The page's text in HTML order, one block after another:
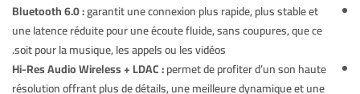
Bluetooth 6.0:garantit une connexion plus rapide, plus stable et
une latence réduite pour une écoute fluide, sans coupures, que ce
soit pour la musique, les appels ou les vidéos.
Hi-Res Audio Wireless + LDAC:permet de profiter d’un son haute
résolution offrant plus de détails, une meilleure dynamique et une